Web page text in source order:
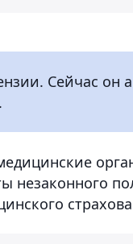
Сейчас он
незаконного